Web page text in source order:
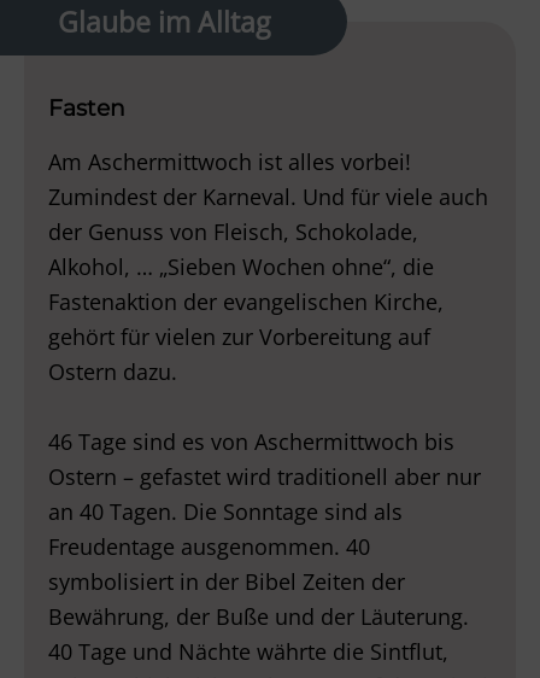
Glaube im Alltag
Fasten
Am Aschermittwoch ist alles vorbei!
Zumindest der Karneval. Und für viele auch
der Genuss von Fleisch, Schokolade,
Alkohol, … „Sieben Wochen ohne“, die
Fastenaktion der evangelischen Kirche,
gehört für vielen zur Vorbereitung auf
Ostern dazu.
46 Tage sind es von Aschermittwoch bis
Ostern – gefastet wird traditionell aber nur
an 40 Tagen. Die Sonntage sind als
Freudentage ausgenommen. 40
symbolisiert in der Bibel Zeiten der
Bewährung, der Buße und der Läuterung.
40 Tage und Nächte währte die Sintflut,